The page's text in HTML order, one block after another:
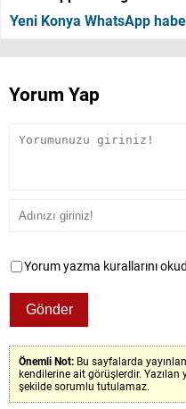
Yeni Konya WhatsApp
Yorum Yap
Yorum yazma kurallarını
Önemli Not: Bu sayfalarda
kendilerine ait görüşlerdir.
şekilde sorumlu tutulamaz.